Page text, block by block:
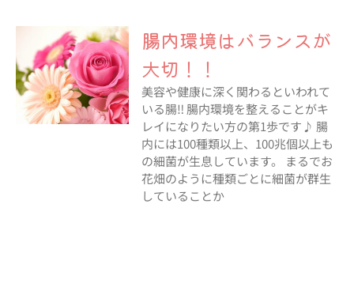
腸内環境はバランスが
大切！！
美容や健康に深く関わるといわれて
いる腸‼︎ 腸内環境を整えることがキ
レイになりたい方の第1歩です♪ 腸
内には100種類以上、100兆個以上も
の細菌が生息しています。 まるでお
花畑のように種類ごとに細菌が群生
していることか